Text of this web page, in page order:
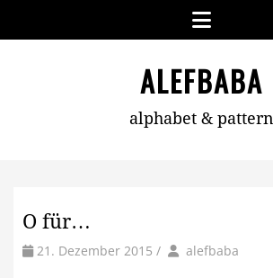
Menu
ALEFBABA
alphabet & pattern
O für…
21. Dezember 2015 / by Author
alefbaba